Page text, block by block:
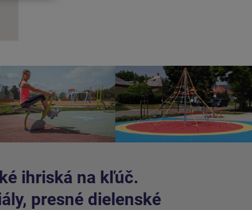
ihriská na kľúč.
presné dielenské